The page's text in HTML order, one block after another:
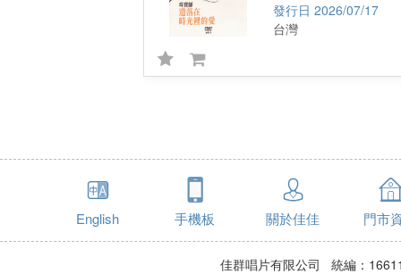
2026/07/17
台灣
English 手機板 關於佳佳 門市
佳群唱片有限公司 統編：